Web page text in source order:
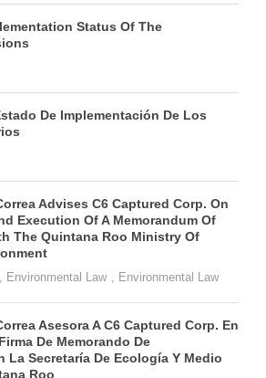
Status Of The
De Implementación De Los
Advises C6 Captured Corp. On
Execution Of A Memorandum Of
The Quintana Roo Ministry Of
Environmental Law Environmental Law
Asesora A C6 Captured Corp. En
De Memorando De
La Secretaría De Ecología Y Medio
Roo